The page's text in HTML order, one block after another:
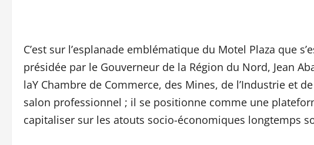
C’est sur l’esplanade emblématique du Motel Plaza que
présidée par le Gouverneur de la Région du Nord, Jean
laY Chambre de Commerce, des Mines, de l’Industrie et
salon professionnel ; il se positionne comme une
capitaliser sur les atouts socio-économiques longtemps